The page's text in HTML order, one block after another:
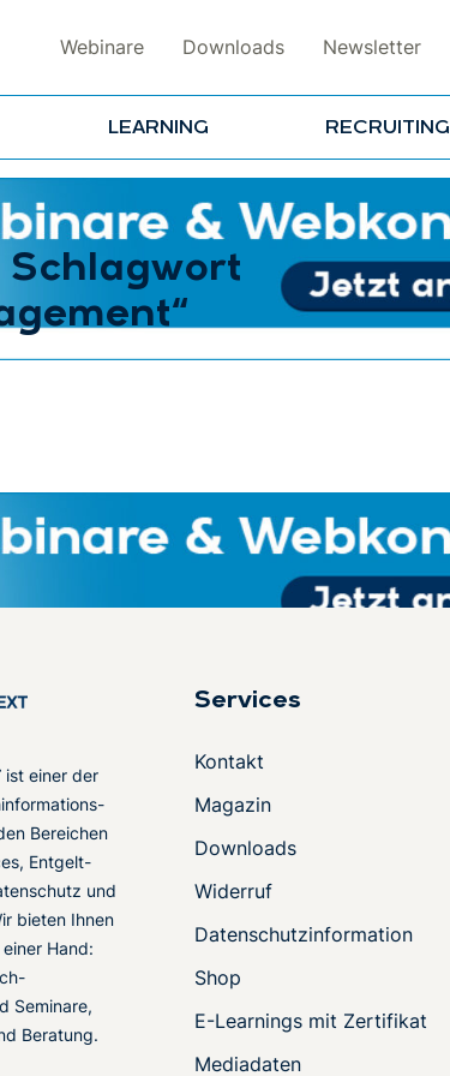
Webinare Downloads Newsletter
LEARNING RECRUITING
ist einer der
Bereichen
Entgelt-
und
bieten Ihnen
Hand:
Seminare,
Beratung.
Services
Kontakt
Magazin
Downloads
Widerruf
Datenschutzinformation
Shop
E-Learnings mit Zertifikat
Mediadaten